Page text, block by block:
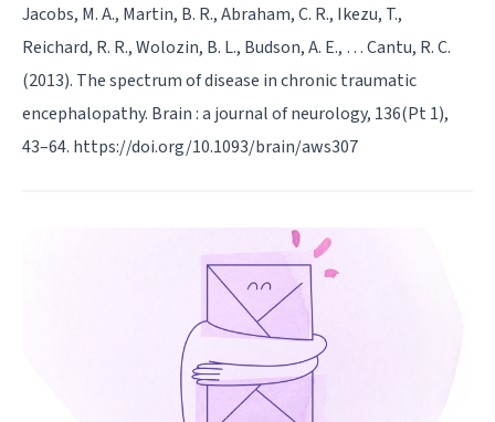
Jacobs, M. A., Martin, B. R., Abraham, C. R., Ikezu, T.,
Reichard, R. R., Wolozin, B. L., Budson, A. E., … Cantu, R. C.
(2013). The spectrum of disease in chronic traumatic
encephalopathy. Brain : a journal of neurology, 136(Pt 1),
43–64. https://doi.org/10.1093/brain/aws307